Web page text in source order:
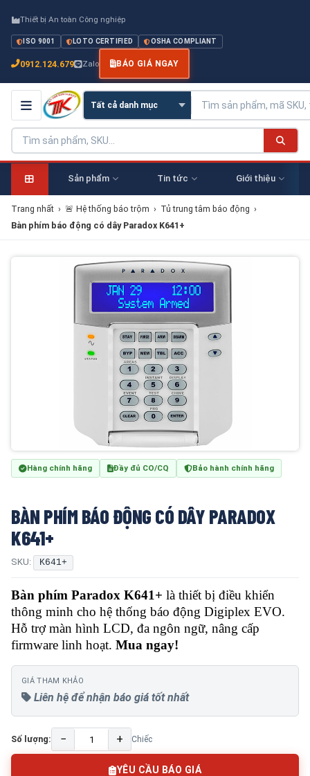
Thiết bị An toàn Công nghiệp
ISO 9001 LOTO CERTIFIED OSHA COMPLIANT
0912.124.679 Zalo BÁO GIÁ NGAY
Sản phẩm Tin tức Giới thiệu
Trang nhất › 🚨 Hệ thống báo trộm › Tủ trung tâm báo động ›
Bàn phím báo động có dây Paradox K641+
Hàng chính hãng Đầy đủ CO/CQ Bảo hành chính hãng
BÀN PHÍM BÁO ĐỘNG CÓ DÂY PARADOX
K641+
SKU: K641+
Bàn phím Paradox K641+ là thiết bị điều khiển
thông minh cho hệ thống báo động Digiplex EVO.
Hỗ trợ màn hình LCD, đa ngôn ngữ, nâng cấp
firmware linh hoạt. Mua ngay!
GIÁ THAM KHẢO
Liên hệ để nhận báo giá tốt nhất
Số lượng: − + Chiếc
YÊU CẦU BÁO GIÁ